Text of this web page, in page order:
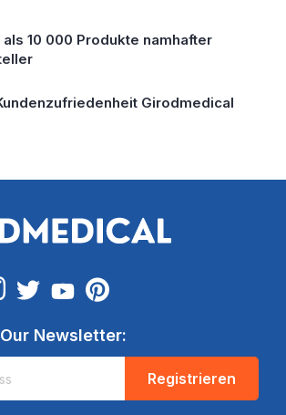
als 10 000 Produkte namhafter
Girodmedical
Newsletter:
Registrieren